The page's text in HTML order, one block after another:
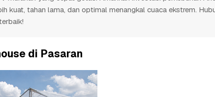
kuat, tahan lama, dan optimal menangkal cuaca ekstrem.
di Pasaran